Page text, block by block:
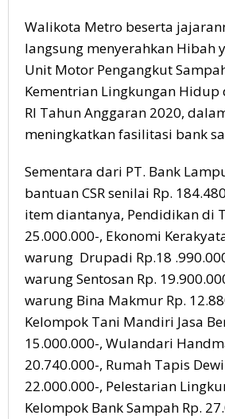
Walikota Metro beserta
langsung menyerahkan Hibah
Unit Motor Pengangkut
Kementrian Lingkungan Hidup
RI Tahun Anggaran 2020,
meningkatkan fasilitasi bank
Sementara dari PT. Bank
bantuan CSR senilai Rp.
item diantanya, Pendidikan di
25.000.000-, Ekonomi
warung Drupadi Rp.18
warung Sentosan Rp.
warung Bina Makmur Rp.
Kelompok Tani Mandiri Jasa
15.000.000-, Wulandari
20.740.000-, Rumah Tapis
22.000.000-, Pelestarian
Kelompok Bank Sampah Rp.